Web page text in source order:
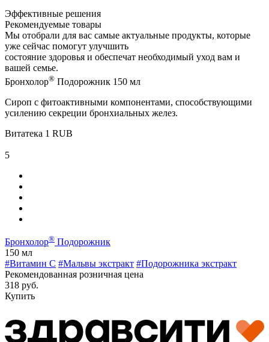
Эффективные решения
Рекомендуемые товары
Мы отобрали для вас самые актуальные продукты, которые
уже сейчас помогут улучшить
состояние здоровья и обеспечат необходимый уход вам и
вашей семье.
Бронхолор® Подорожник 150 мл
Сироп с фитоактивными компонентами, способствующими
усилению секреции бронхиальных желез.
Витатека 1 RUB
5
Бронхолор® Подорожник
150 мл
#Витамин C #Мальвы экстракт #Подорожника экстракт
Рекомендованная розничная цена
318 руб.
Купить